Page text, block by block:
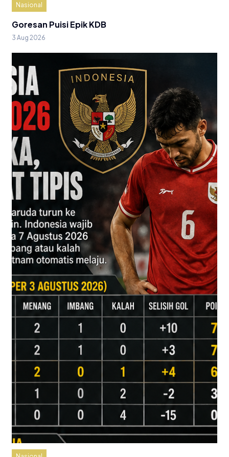
Nasional
Goresan Puisi Epik KDB
3 Aug 2026